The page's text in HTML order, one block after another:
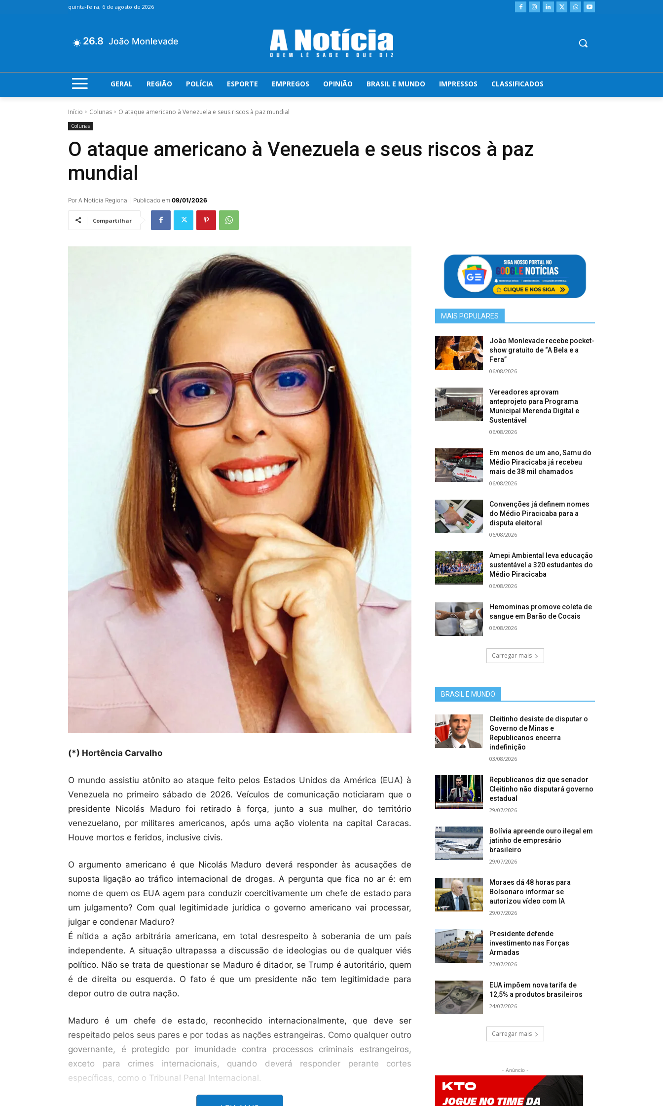
quinta-feira, 6 de agosto de 2026
26.8 João Monlevade
GERAL REGIÃO POLÍCIA ESPORTE EMPREGOS OPINIÃO BRASIL E MUNDO IMPRESSOS CLASSIFICADOS
Início Colunas O ataque americano à Venezuela e seus riscos à paz mundial
Colunas
O ataque americano à Venezuela e seus riscos à paz
mundial
Por A Notícia Regional | Publicado em 09/01/2026
Compartilhar
(*) Hortência Carvalho
O mundo assistiu atônito ao ataque feito pelos Estados Unidos da América (EUA) à
Venezuela no primeiro sábado de 2026. Veículos de comunicação noticiaram que o
presidente Nicolás Maduro foi retirado à força, junto a sua mulher, do território
venezuelano, por militares americanos, após uma ação violenta na capital Caracas.
Houve mortos e feridos, inclusive civis.
O argumento americano é que Nicolás Maduro deverá responder às acusações de
suposta ligação ao tráfico internacional de drogas. A pergunta que fica no ar é: em
nome de quem os EUA agem para conduzir coercitivamente um chefe de estado para
um julgamento? Com qual legitimidade jurídica o governo americano vai processar,
julgar e condenar Maduro?
É nítida a ação arbitrária americana, em total desrespeito à soberania de um país
independente. A situação ultrapassa a discussão de ideologias ou de qualquer viés
político. Não se trata de questionar se Maduro é ditador, se Trump é autoritário, quem
é de direita ou esquerda. O fato é que um presidente não tem legitimidade para
depor outro de outra nação.
Maduro é um chefe de estado, reconhecido internacionalmente, que deve ser
respeitado pelos seus pares e por todas as nações estrangeiras. Como qualquer outro
governante, é protegido por imunidade contra processos criminais estrangeiros,
exceto para crimes internacionais, quando deverá responder perante cortes
específicas, como o Tribunal Penal Internacional.
MAIS POPULARES
João Monlevade recebe pocket-
show gratuito de “A Bela e a
Fera”
06/08/2026
Vereadores aprovam
anteprojeto para Programa
Municipal Merenda Digital e
Sustentável
06/08/2026
Em menos de um ano, Samu do
Médio Piracicaba já recebeu
mais de 38 mil chamados
06/08/2026
Convenções já definem nomes
do Médio Piracicaba para a
disputa eleitoral
06/08/2026
Amepi Ambiental leva educação
sustentável a 320 estudantes do
Médio Piracicaba
06/08/2026
Hemominas promove coleta de
sangue em Barão de Cocais
06/08/2026
Carregar mais
BRASIL E MUNDO
Cleitinho desiste de disputar o
Governo de Minas e
Republicanos encerra
indefinição
03/08/2026
Republicanos diz que senador
Cleitinho não disputará governo
estadual
29/07/2026
Bolívia apreende ouro ilegal em
jatinho de empresário
brasileiro
29/07/2026
Moraes dá 48 horas para
Bolsonaro informar se
autorizou vídeo com IA
29/07/2026
Presidente defende
investimento nas Forças
Armadas
27/07/2026
EUA impõem nova tarifa de
12,5% a produtos brasileiros
24/07/2026
Carregar mais
- Anúncio -